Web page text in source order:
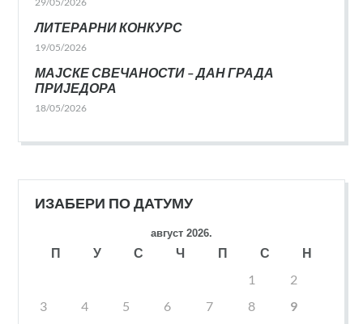
ЛИТЕРАРНИ КОНКУРС
19/05/2026
МАЈСКЕ СВЕЧАНОСТИ – ДАН ГРАДА
ПРИЈЕДОРА
18/05/2026
ИЗАБЕРИ ПО ДАТУМУ
август 2026.
П У С Ч П С
Н
1
2
3
4 5 6 7 8
9